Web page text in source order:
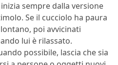
inizia sempre dalla versione
Se il cucciolo ha paura
poi avvicinati
lui è rilassato.
possibile, lascia che sia